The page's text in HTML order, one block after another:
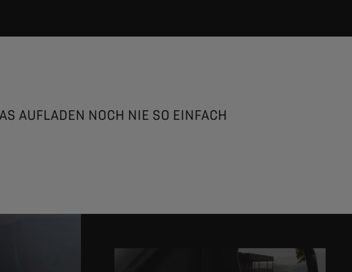
AUFLADEN NOCH NIE SO EINFACH